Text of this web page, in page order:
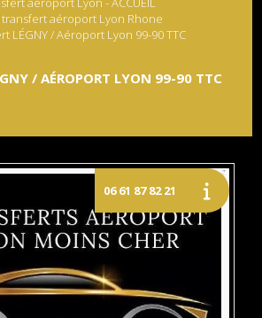
transfert aéroport Lyon Rhone
LÉGNY / Aéroport Lyon 99-90 TTC
/ AÉROPORT LYON 99-90 TTC